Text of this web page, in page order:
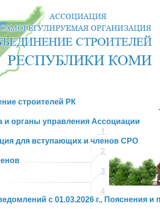
строителей РК
и органы управления Ассоциации
для вступающих и членов СРО
с 01.03.2026 г., Пояснения и